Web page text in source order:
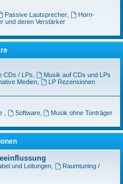
Passive Lautsprecher,
Horn-
und deren Verstärker
CDs / LPs
Musik auf CDs und LPs
Medien,
LP Rezensionen
Software,
Musik ohne Tonträger
und Leitungen,
Raumtuning /